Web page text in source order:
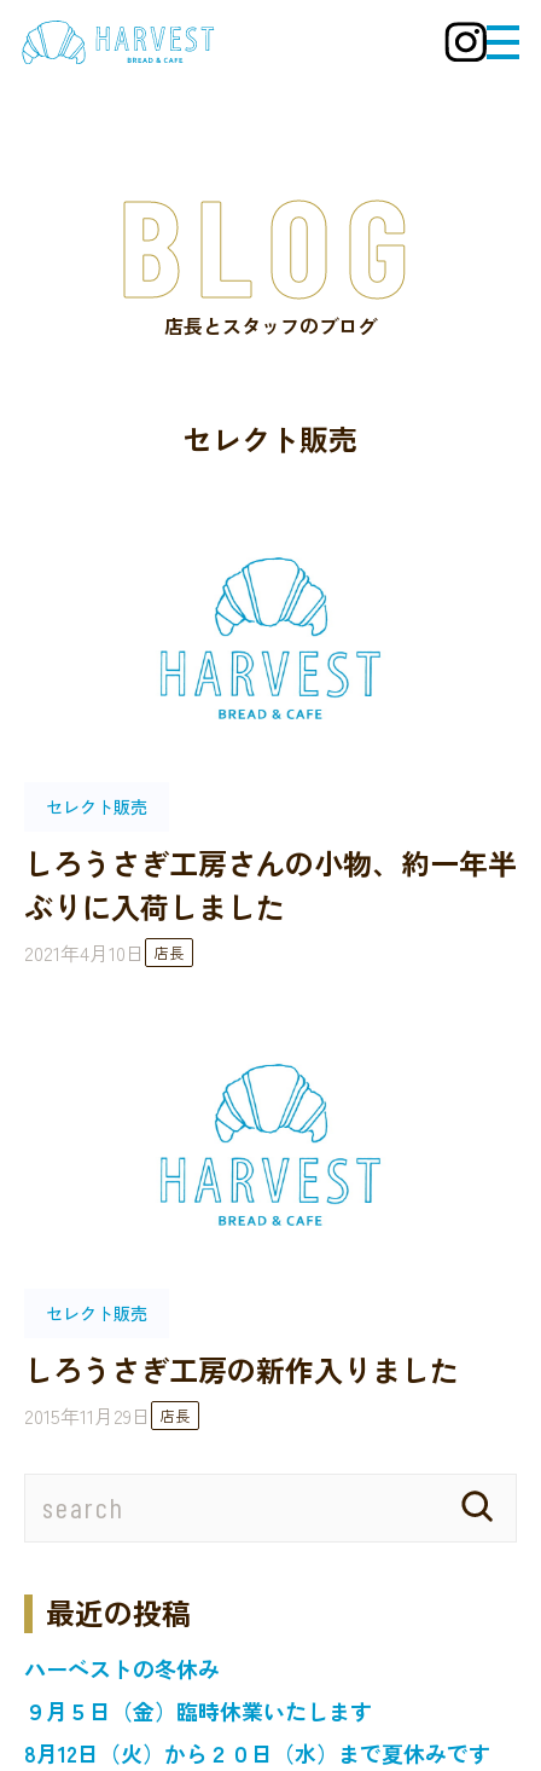
店長とスタッフのブログ
BLOG
セレクト販売
セレクト販売
しろうさぎ工房さんの小物、約一年半
ぶりに入荷しました
2021年4月10日 店長
セレクト販売
しろうさぎ工房の新作入りました
2015年11月29日 店長
最近の投稿
ハーベストの冬休み
９月５日（金）臨時休業いたします
8月12日（火）から２０日（水）まで夏休みです